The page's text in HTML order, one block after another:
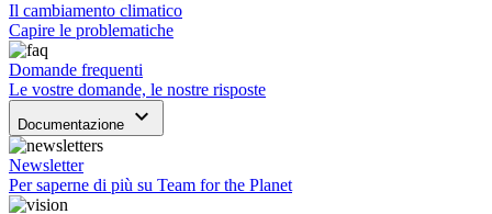
Il cambiamento climatico
Capire le problematiche
Domande frequenti
Le vostre domande, le nostre risposte
Documentazione keyboard_arrow_down
Newsletter
Per saperne di più su Team for the Planet